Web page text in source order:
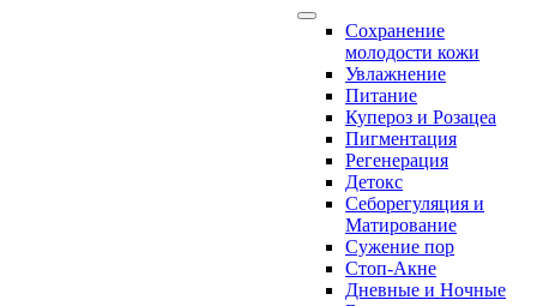
Сохранение
молодости кожи
Увлажнение
Питание
Купероз и Розацеа
Пигментация
Регенерация
Детокс
Себорегуляция и
Матирование
Сужение пор
Стоп-Акне
Дневные и Ночные